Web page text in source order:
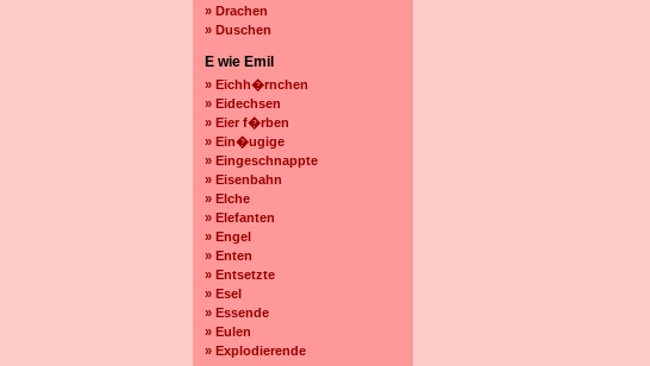
» Drachen
» Duschen
E wie Emil
» Eichh�rnchen
» Eidechsen
» Eier f�rben
» Ein�ugige
» Eingeschnappte
» Eisenbahn
» Elche
» Elefanten
» Engel
» Enten
» Entsetzte
» Esel
» Essende
» Eulen
» Explodierende